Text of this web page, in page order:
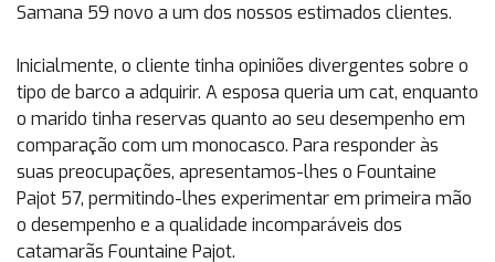
Samana 59 novo a um dos nossos estimados clientes.
Inicialmente, o cliente tinha opiniões divergentes sobre o
tipo de barco a adquirir. A esposa queria um cat, enquanto
o marido tinha reservas quanto ao seu desempenho em
comparação com um monocasco. Para responder às
suas preocupações, apresentamos-lhes o Fountaine
Pajot 57, permitindo-lhes experimentar em primeira mão
o desempenho e a qualidade incomparáveis dos
catamarãs Fountaine Pajot.